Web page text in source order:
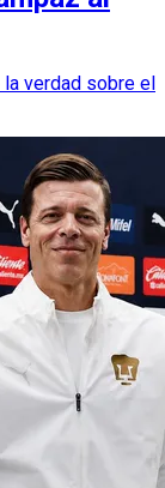
verdad sobre el